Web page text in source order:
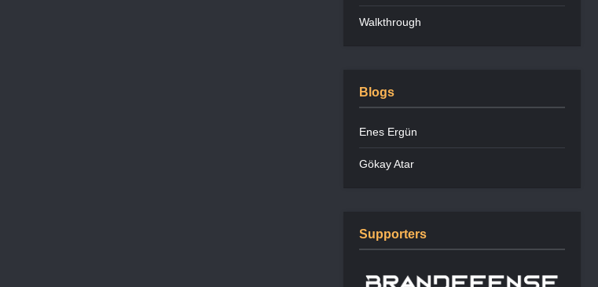
Walkthrough
Blogs
Enes Ergün
Gökay Atar
Supporters